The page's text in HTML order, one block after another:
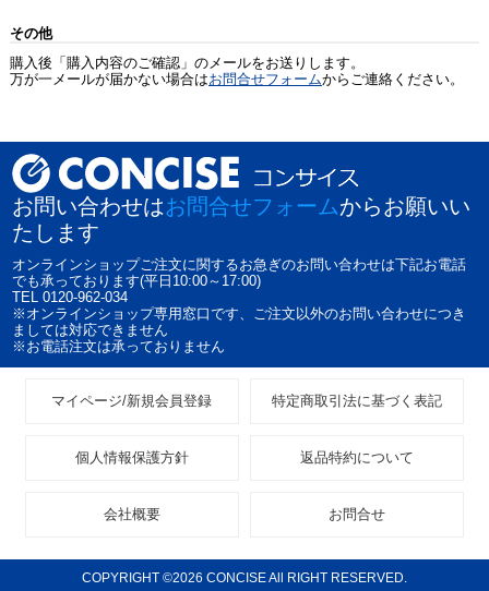
その他
購入後「購入内容のご確認」のメールをお送りします。
万が一メールが届かない場合はお問合せフォームからご連絡ください。
お問い合わせはお問合せフォームからお願いい
たします
オンラインショップご注文に関するお急ぎのお問い合わせは下記お電話
でも承っております(平日10:00～17:00)
TEL 0120-962-034
※オンラインショップ専用窓口です、ご注文以外のお問い合わせにつき
ましては対応できません
※お電話注文は承っておりません
マイページ/新規会員登録 特定商取引法に基づく表記
個人情報保護方針 返品特約について
会社概要 お問合せ
COPYRIGHT ©2026 CONCISE All RIGHT RESERVED.